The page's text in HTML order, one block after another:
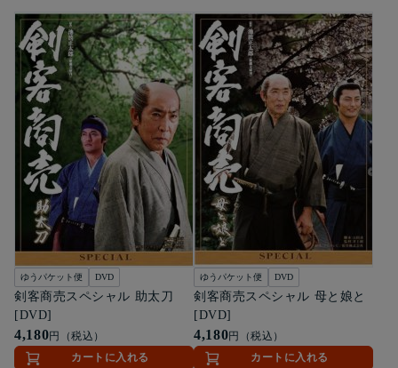
ゆうパケット便 DVD
剣客商売スペシャル 助太刀
[DVD]
4,180円（税込）
カートに入れる
ゆうパケット便 DVD
剣客商売スペシャル 母と娘と
[DVD]
4,180円（税込）
カートに入れる